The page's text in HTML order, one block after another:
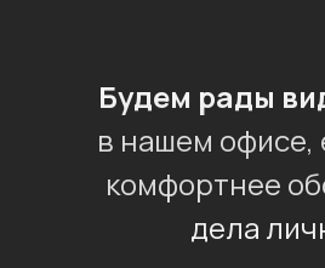
Будем рады
в нашем офисе,
комфортнее
дела